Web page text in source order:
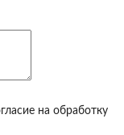
на обработку